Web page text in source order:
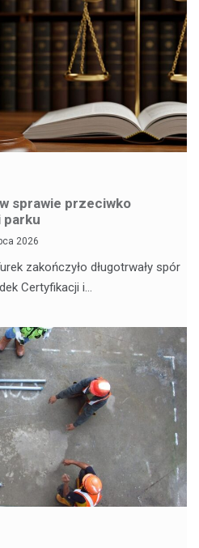
sprawie przeciwko
parku
2026
zakończyło długotrwały spór
Certyfikacji i…